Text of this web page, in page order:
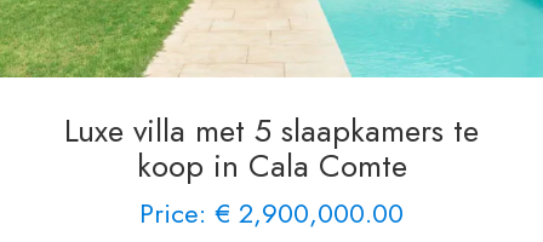
Luxe villa met 5 slaapkamers te
koop in Cala Comte
Price: € 2,900,000.00